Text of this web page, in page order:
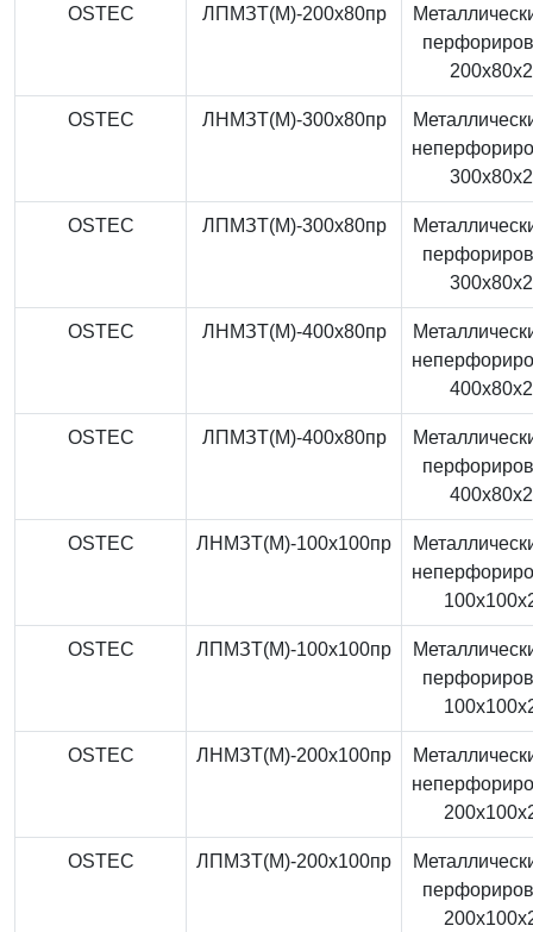
OSTEC ЛПМЗТ(М)-200x80пр
OSTEC ЛНМЗТ(М)-300x80пр
OSTEC ЛПМЗТ(М)-300x80пр
OSTEC ЛНМЗТ(М)-400x80пр
OSTEC ЛПМЗТ(М)-400x80пр
OSTEC ЛНМЗТ(М)-100x100пр
OSTEC ЛПМЗТ(М)-100x100пр
OSTEC ЛНМЗТ(М)-200x100пр
OSTEC ЛПМЗТ(М)-200x100пр